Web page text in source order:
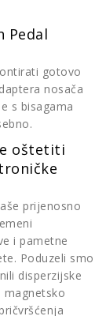
Pedal
gotovo
nosača
s bisagama
oštetiti
prijenosno
i pametne
Poduzeli smo
disperzijske